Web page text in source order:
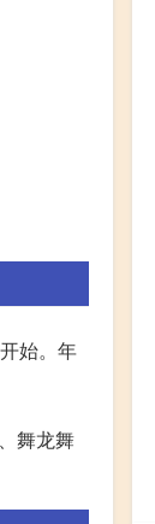
始。年
舞龙舞